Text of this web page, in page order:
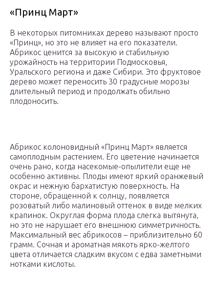
«Принц Март»
В некоторых питомниках дерево называют просто
«Принц», но это не влияет на его показатели.
Абрикос ценится за высокую и стабильную
урожайность на территории Подмосковья,
Уральского региона и даже Сибири. Это фруктовое
дерево может переносить 30 градусные морозы
длительный период и продолжать обильно
плодоносить.
Абрикос колоновидный «Принц Март» является
самоплодным растением. Его цветение начинается
очень рано, когда насекомые-опылители еще не
особенно активны. Плоды имеют яркий оранжевый
окрас и нежную бархатистую поверхность. На
стороне, обращенной к солнцу, появляется
розоватый либо малиновый оттенок в виде мелких
крапинок. Округлая форма плода слегка вытянута,
но это не нарушает его внешнюю симметричность.
Максимальный вес абрикосов – приблизительно 60
грамм. Сочная и ароматная мякоть ярко-желтого
цвета отличается сладким вкусом с едва заметными
нотками кислоты.